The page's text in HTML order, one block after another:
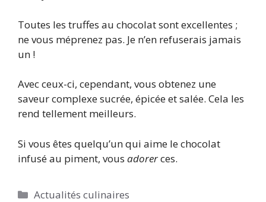
Toutes les truffes au chocolat sont excellentes ;
ne vous méprenez pas. Je n’en refuserais jamais
un !
Avec ceux-ci, cependant, vous obtenez une
saveur complexe sucrée, épicée et salée. Cela les
rend tellement meilleurs.
Si vous êtes quelqu’un qui aime le chocolat
infusé au piment, vous adorerces.
Catégories
Actualités culinaires